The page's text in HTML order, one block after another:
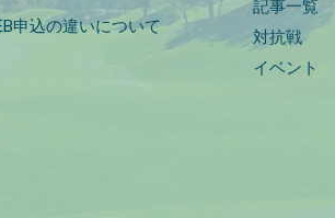
申込の違いについて
記事一覧
対抗戦
イベント